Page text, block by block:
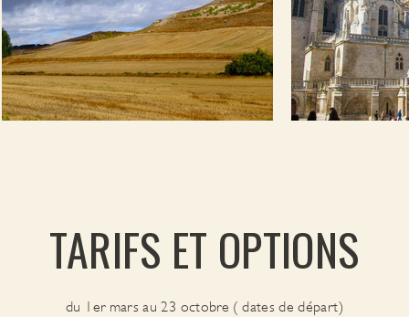
TARIFS ET OPTIONS
du 1er mars au 23 octobre ( dates de départ)